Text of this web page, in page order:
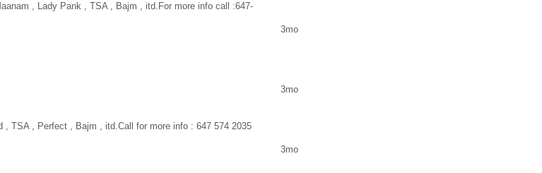
, Lady Pank , TSA , Bajm , itd.For more info call :647-
3mo
3mo
, TSA , Perfect , Bajm , itd.Call for more info : 647 574 2035
3mo